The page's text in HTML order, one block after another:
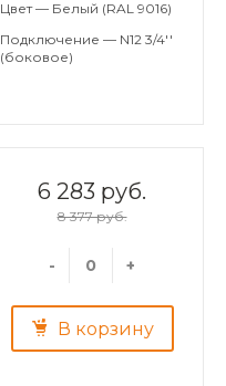
Цвет — Белый (RAL 9016)
Подключение — N12 3/4''
(боковое)
6 283 руб.
8 377 руб.
- +
В корзину